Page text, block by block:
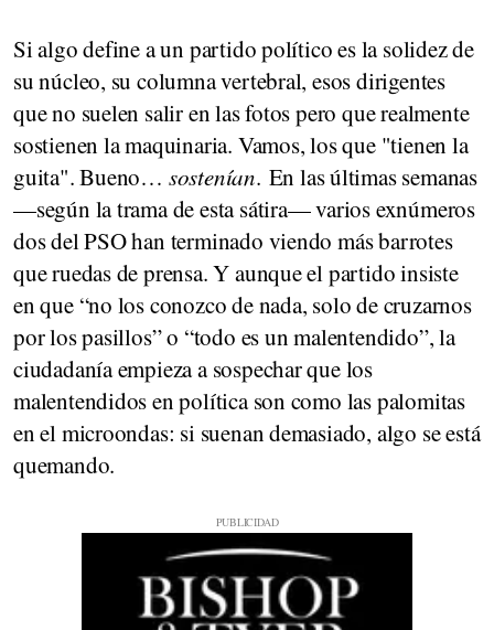
Si algo define a un partido político es la solidez de
su núcleo, su columna vertebral, esos dirigentes
que no suelen salir en las fotos pero que realmente
sostienen la maquinaria. Vamos, los que "tienen la
guita". Bueno… sostenían. En las últimas semanas
—según la trama de esta sátira— varios exnúmeros
dos del PSO han terminado viendo más barrotes
que ruedas de prensa. Y aunque el partido insiste
en que “no los conozco de nada, solo de cruzarnos
por los pasillos” o “todo es un malentendido”, la
ciudadanía empieza a sospechar que los
malentendidos en política son como las palomitas
en el microondas: si suenan demasiado, algo se está
quemando.